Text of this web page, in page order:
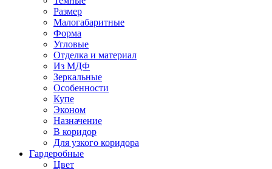
Размер
Малогабаритные
Форма
Угловые
Отделка и материал
Из МДФ
Зеркальные
Особенности
Купе
Эконом
Назначение
В коридор
Для узкого коридора
Гардеробные
Цвет